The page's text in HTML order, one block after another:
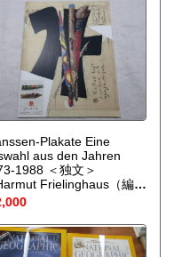
Plakate Eine
aus den Jahren
1988 ＜独文＞
Frielinghaus（編
）